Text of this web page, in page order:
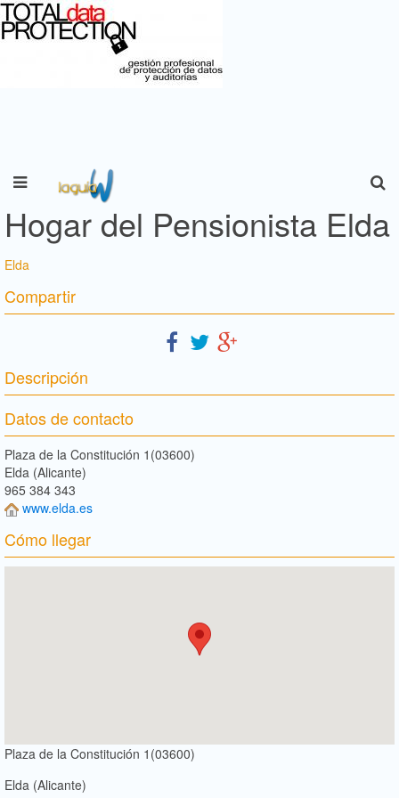
Hogar del Pensionista Elda
Elda
Compartir
Descripción
Datos de contacto
Plaza de la Constitución 1(03600)
Elda (Alicante)
965 384 343
www.elda.es
Cómo llegar
Plaza de la Constitución 1(03600)
Elda (Alicante)